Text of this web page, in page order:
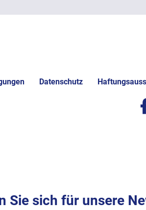
Datenschutz
Sie sich für unsere